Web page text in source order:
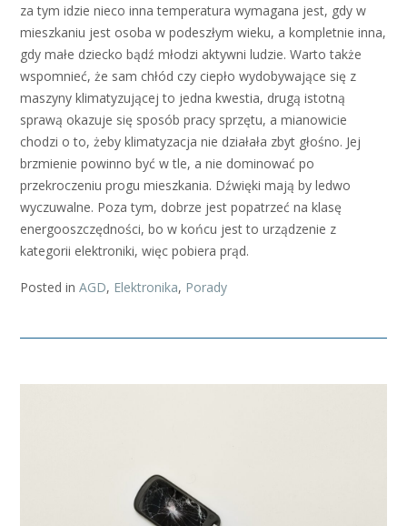
za tym idzie nieco inna temperatura wymagana jest, gdy w
mieszkaniu jest osoba w podeszłym wieku, a kompletnie inna,
gdy małe dziecko bądź młodzi aktywni ludzie. Warto także
wspomnieć, że sam chłód czy ciepło wydobywające się z
maszyny klimatyzującej to jedna kwestia, drugą istotną
sprawą okazuje się sposób pracy sprzętu, a mianowicie
chodzi o to, żeby klimatyzacja nie działała zbyt głośno. Jej
brzmienie powinno być w tle, a nie dominować po
przekroczeniu progu mieszkania. Dźwięki mają by ledwo
wyczuwalne. Poza tym, dobrze jest popatrzeć na klasę
energooszczędności, bo w końcu jest to urządzenie z
kategorii elektroniki, więc pobiera prąd.
Posted in AGD, Elektronika, Porady